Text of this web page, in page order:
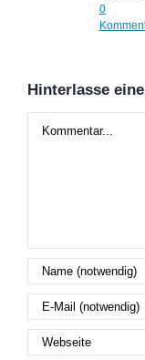
0
Hinterlasse